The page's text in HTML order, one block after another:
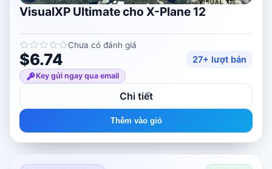
VisualXP Ultimate cho X-Plane 12
Chưa có đánh giá
$6.74 27+ lượt bán
Key gửi ngay qua email
Chi tiết
Thêm vào giỏ